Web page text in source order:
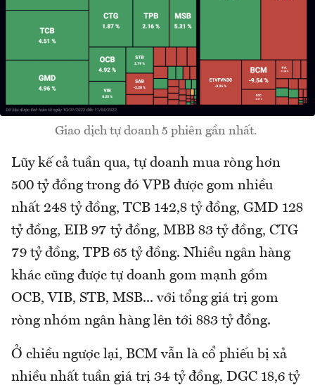
Giao dịch tự doanh 5 phiên gần nhất.
Lũy kế cả tuần qua, tự doanh mua ròng hơn
500 tỷ đồng trong đó VPB được gom nhiều
nhất 248 tỷ đồng, TCB 142,8 tỷ đồng, GMD 128
tỷ đồng, EIB 97 tỷ đồng, MBB 83 tỷ đồng, CTG
79 tỷ đồng, TPB 65 tỷ đồng. Nhiều ngân hàng
khác cũng được tự doanh gom mạnh gồm
OCB, VIB, STB, MSB... với tổng giá trị gom
ròng nhóm ngân hàng lên tới 883 tỷ đồng.
Ở chiều ngược lại, BCM vẫn là cổ phiếu bị xả
nhiều nhất tuần giá trị 34 tỷ đồng, DGC 18,6 tỷ